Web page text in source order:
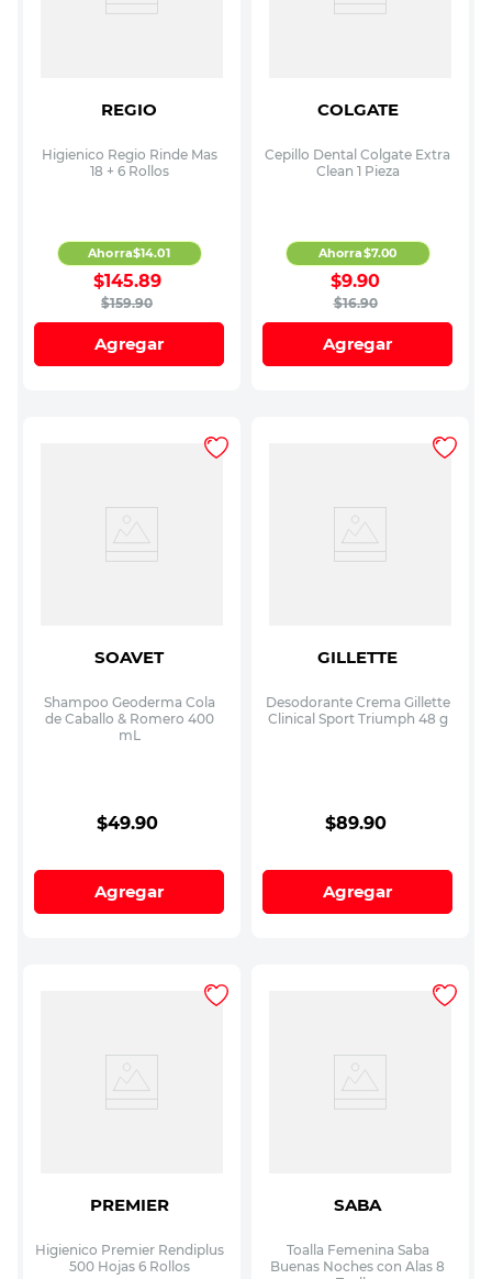
REGIO
Higienico Regio Rinde Mas
18 + 6 Rollos
$159.90
$145.89
Ahorra$14.01
Agregar
COLGATE
Cepillo Dental Colgate Extra
Clean 1 Pieza
$16.90
$9.90
Ahorra$7.00
Agregar
SOAVET
Shampoo Geoderma Cola
de Caballo & Romero 400
mL
$49.90
Agregar
GILLETTE
Desodorante Crema Gillette
Clinical Sport Triumph 48 g
$89.90
Agregar
PREMIER
Higienico Premier Rendiplus
500 Hojas 6 Rollos
SABA
Toalla Femenina Saba
Buenas Noches con Alas 8